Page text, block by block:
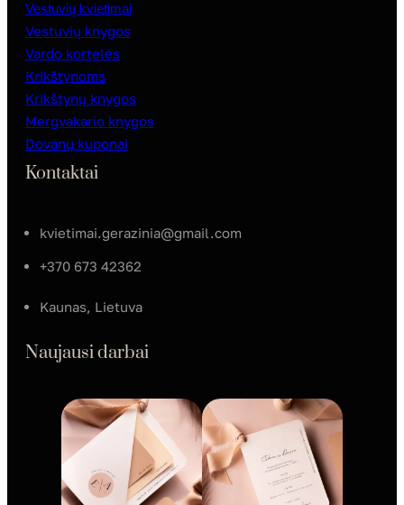
Vestuvių kvietimai
Vestuvių knygos
Vardo kortelės
Krikštynoms
Krikštynų knygos
Mergvakario knygos
Dovanų kuponai
Kontaktai
kvietimai.gerazinia@gmail.com
+370 673 42362
Kaunas, Lietuva
Naujausi darbai